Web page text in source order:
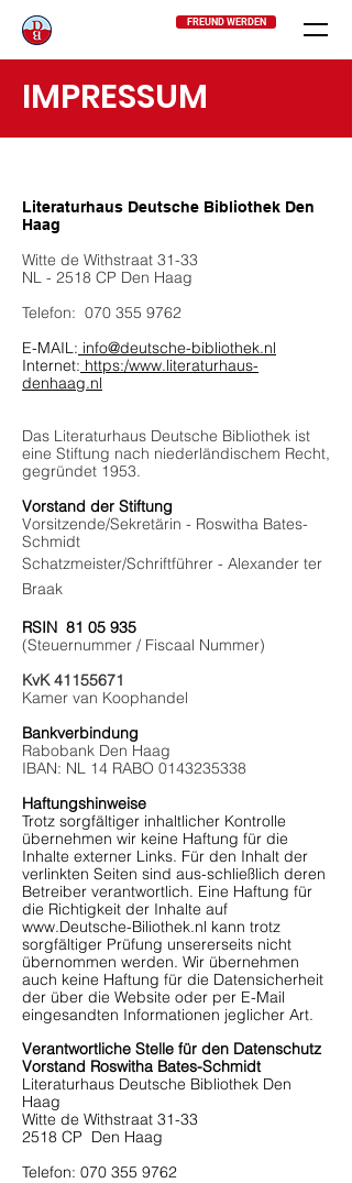
FREUND WERDEN
IMPRESSUM
Literaturhaus Deutsche Bibliothek Den
Haag
Witte de Withstraat 31-33
NL - 2518 CP Den Haag
Telefon: 070 355 9762
E-MAIL: info@deutsche-bibliothek.nl
Internet: https:/www.literaturhaus-
denhaag.nl
Das Literaturhaus Deutsche Bibliothek ist
eine Stiftung nach niederländischem Recht,
gegründet 1953.
Vorstand der Stiftung
Vorsitzende/Sekretärin - Roswitha Bates-
Schmidt
Schatzmeister/Schriftführer - Alexander ter
Braak
RSIN 81 05 935
(Steuernummer / Fiscaal Nummer)
KvK41155671
Kamer van Koophandel
Bankverbindung
Rabobank Den Haag
IBAN: NL 14 RABO 0143235338
Haftungshinweise
Trotz sorgfältiger inhaltlicher Kontrolle
übernehmen wir keine Haftung für die
Inhalte externer Links. Für den Inhalt der
verlinkten Seiten sind aus-schließlich deren
Betreiber verantwortlich. Eine Haftung für
die Richtigkeit der Inhalte auf
www.Deutsche-Biliothek.nl kann trotz
sorgfältiger Prüfung unsererseits nicht
übernommen werden. Wir übernehmen
auch keine Haftung für die Datensicherheit
der über die Website oder per E-Mail
eingesandten Informationen jeglicher Art.
Verantwortliche Stelle für den Datenschutz
Vorstand Roswitha Bates-Schmidt
Literaturhaus Deutsche Bibliothek Den
Haag
Witte de Withstraat 31-33
2518 CP Den Haag
Telefon: 070 355 9762